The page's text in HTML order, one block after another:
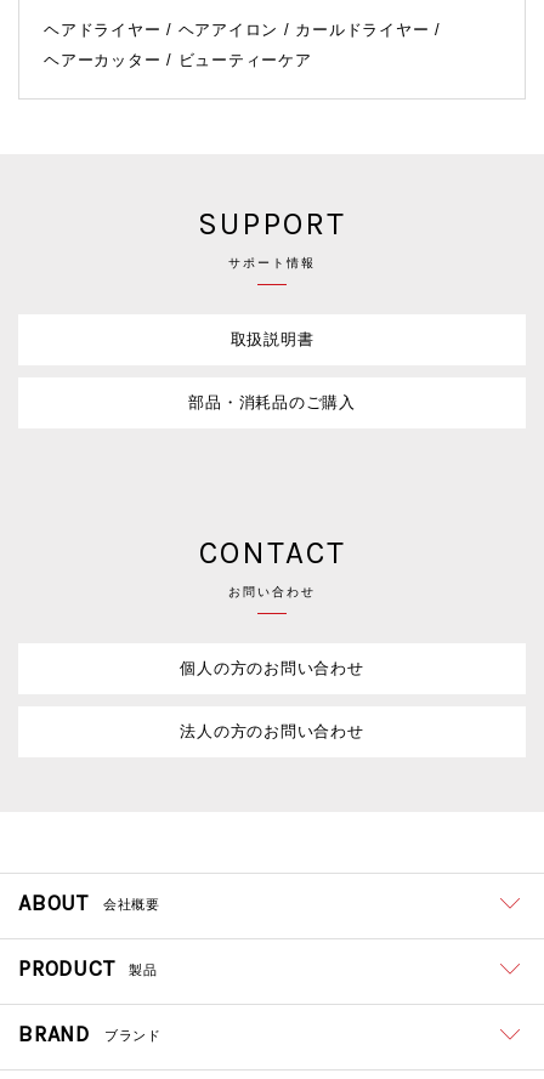
ヘアドライヤー ヘアアイロン
カールドライヤー
ヘアーカッター
ビューティーケア
SUPPORT
サポート情報
取扱説明書
部品・消耗品のご購入
CONTACT
お問い合わせ
個人の方のお問い合わせ
法人の方のお問い合わせ
ABOUT 会社概要
PRODUCT 製品
BRAND ブランド